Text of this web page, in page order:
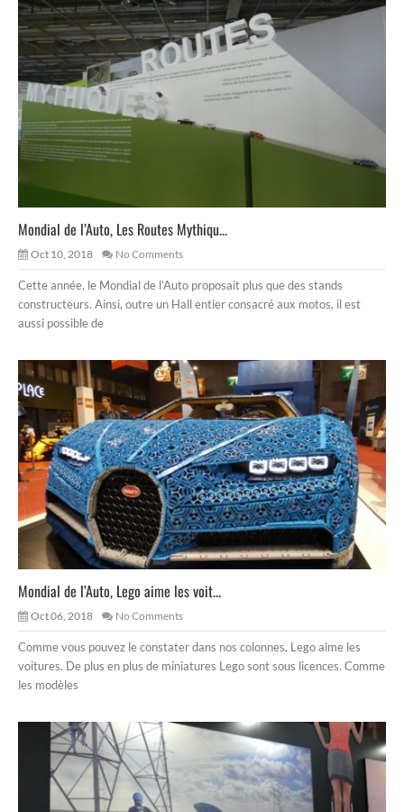
Mondial de l’Auto, Les Routes Mythiqu...
Oct 10, 2018 No Comments
Cette année, le Mondial de l’Auto proposait plus que des stands
constructeurs. Ainsi, outre un Hall entier consacré aux motos, il est
aussi possible de
Mondial de l’Auto, Lego aime les voit...
Oct 06, 2018 No Comments
Comme vous pouvez le constater dans nos colonnes, Lego aime les
voitures. De plus en plus de miniatures Lego sont sous licences. Comme
les modèles